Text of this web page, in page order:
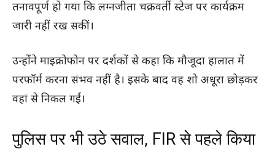
तनावपूर्ण हो गया कि लग्नजीता चक्रवर्ती स्टेज पर कार्यक्रम
जारी नहीं रख सकीं।
उन्होंने माइक्रोफोन पर दर्शकों से कहा कि मौजूदा हालात में
परफॉर्म करना संभव नहीं है। इसके बाद वह शो अधूरा छोड़कर
वहां से निकल गईं।
पुलिस पर भी उठे सवाल, FIR से पहले किया